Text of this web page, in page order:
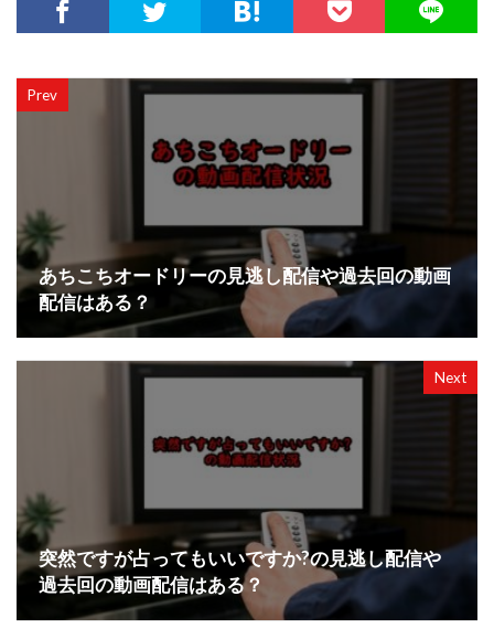
Prev
あちこちオードリーの見逃し配信や過去回の動画
配信はある？
Next
突然ですが占ってもいいですか?の見逃し配信や
過去回の動画配信はある？